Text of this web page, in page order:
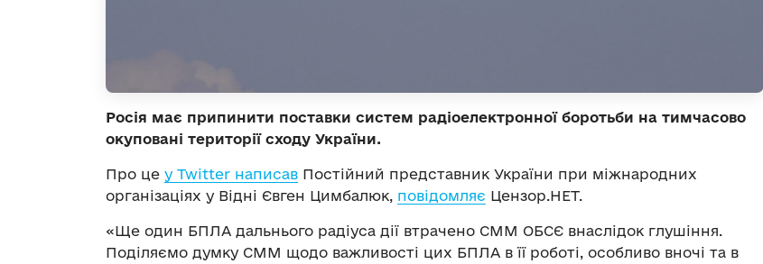
Росія має припинити поставки систем радіоелектронної боротьби на тимчасово
окуповані території сходу України.
Про це у Twitter написав Постійний представник України при міжнародних
організаціях у Відні Євген Цимбалюк, повідомляє Цензор.НЕТ.
«Ще один БПЛА дальнього радіуса дії втрачено СММ ОБСЄ внаслідок глушіння.
Поділяємо думку СММ щодо важливості цих БПЛА в її роботі, особливо вночі та в